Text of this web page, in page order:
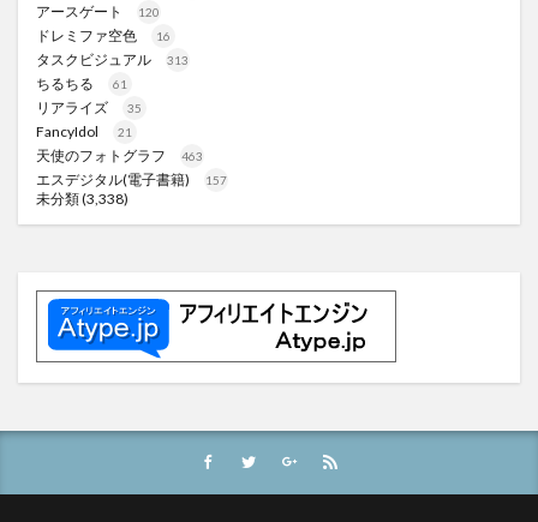
アースゲート 120
ドレミファ空色 16
タスクビジュアル 313
ちるちる 61
リアライズ 35
FancyIdol 21
天使のフォトグラフ 463
エスデジタル(電子書籍) 157
未分類(3,338)